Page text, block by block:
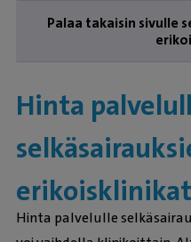
Palaa takaisin sivulle
Hinta
erikoisklinikat
Hinta palvelulle